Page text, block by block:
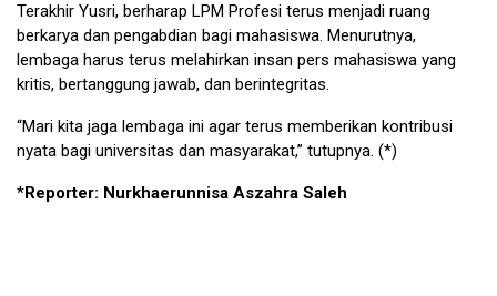
Terakhir Yusri, berharap LPM Profesi terus menjadi ruang
berkarya dan pengabdian bagi mahasiswa. Menurutnya,
lembaga harus terus melahirkan insan pers mahasiswa yang
kritis, bertanggung jawab, dan berintegritas.
“Mari kita jaga lembaga ini agar terus memberikan kontribusi
nyata bagi universitas dan masyarakat,” tutupnya. (*)
*Reporter: Nurkhaerunnisa Aszahra Saleh